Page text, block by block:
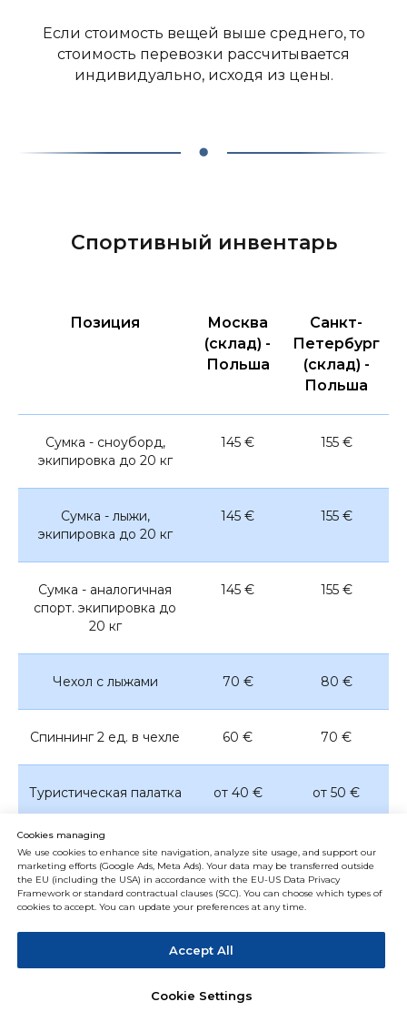
Если стоимость вещей выше среднего, то
стоимость перевозки рассчитывается
индивидуально, исходя из цены.
Спортивный инвентарь
Позиция
Москва
(склад) -
Польша
Санкт-
Петербург
(склад) -
Польша
Сумка - сноуборд,
экипировка до 20 кг
145 € 155 €
Сумка - лыжи,
экипировка до 20 кг
145 € 155 €
Сумка - аналогичная
спорт. экипировка до
20 кг
145 € 155 €
Чехол с лыжами 70 € 80 €
Спиннинг 2 eд. в чехле 60 € 70 €
Туристическая палатка от 40 € от 50 €
Резиновая лодка без
мотора
12 € 1 кг 14 € 1 кг
Cookies managing
We use cookies to enhance site navigation, analyze site usage, and support our
marketing efforts (Google Ads, Meta Ads). Your data may be transferred outside
the EU (including the USA) in accordance with the EU-US Data Privacy
Framework or standard contractual clauses (SCC). You can choose which types of
cookies to accept. You can update your preferences at any time.
Accept All
Cookie Settings